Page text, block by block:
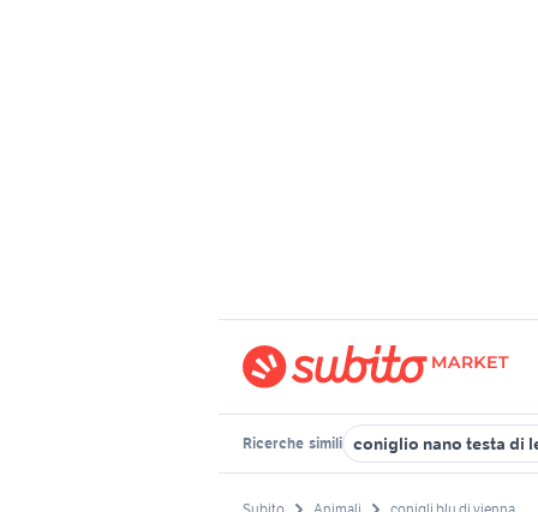
Ricerche simili coniglio nano testa di